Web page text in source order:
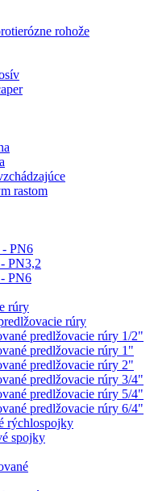
rohože
rastom
- PN6
PN3,2
PN6
rúry
rúry
predlžovacie rúry 1/2"
predlžovacie rúry 1"
predlžovacie rúry 2"
predlžovacie rúry 3/4"
predlžovacie rúry 5/4"
predlžovacie rúry 6/4"
rýchlospojky
spojky